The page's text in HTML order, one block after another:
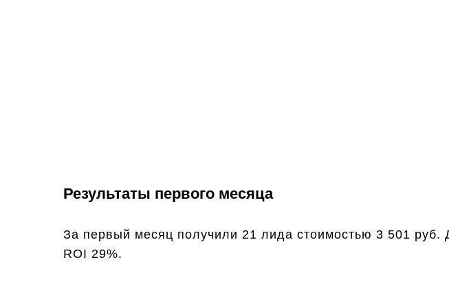
Результаты первого месяца
За первый месяц получили 21 лида стоимостью 3 501 руб.
ROI 29%.